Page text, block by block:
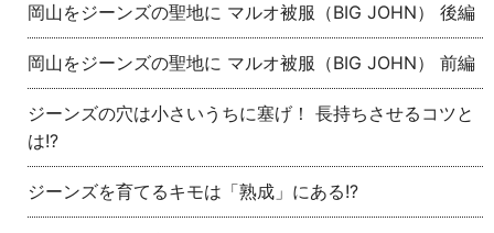
岡山をジーンズの聖地に マルオ被服（BIG JOHN） 後編
岡山をジーンズの聖地に マルオ被服（BIG JOHN） 前編
ジーンズの穴は小さいうちに塞げ！ 長持ちさせるコツと
は!?
ジーンズを育てるキモは「熟成」にある!?